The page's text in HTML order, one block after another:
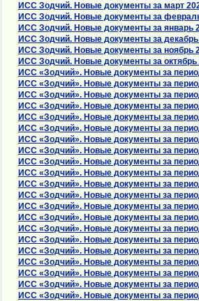
ИСС Зодчий. Новые документы за март
ИСС Зодчий. Новые документы за
ИСС Зодчий. Новые документы за январь
ИСС Зодчий. Новые документы за декабрь
ИСС Зодчий. Новые документы за ноябрь
ИСС Зодчий. Новые документы за октябрь
ИСС «Зодчий». Новые документы за
ИСС «Зодчий». Новые документы за
ИСС «Зодчий». Новые документы за
ИСС «Зодчий». Новые документы за
ИСС «Зодчий». Новые документы за
ИСС «Зодчий». Новые документы за
ИСС «Зодчий». Новые документы за
ИСС «Зодчий». Новые документы за
ИСС «Зодчий». Новые документы за
ИСС «Зодчий». Новые документы за
ИСС «Зодчий». Новые документы за
ИСС «Зодчий». Новые документы за
ИСС «Зодчий». Новые документы за
ИСС «Зодчий». Новые документы за
ИСС «Зодчий». Новые документы за
ИСС «Зодчий». Новые документы за
ИСС «Зодчий». Новые документы за
ИСС «Зодчий». Новые документы за
ИСС «Зодчий». Новые документы за
ИСС «Зодчий». Новые документы за
ИСС «Зодчий». Новые документы за